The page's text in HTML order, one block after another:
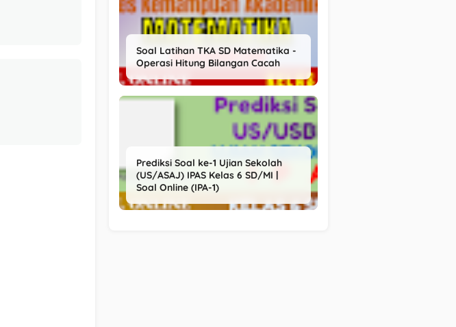
Soal Latihan TKA SD Matematika -
Operasi Hitung Bilangan Cacah
Prediksi Soal ke-1 Ujian Sekolah
(US/ASAJ) IPAS Kelas 6 SD/MI |
Soal Online (IPA-1)